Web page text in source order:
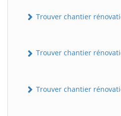
Trouver chantier
Trouver chantier
Trouver chantier